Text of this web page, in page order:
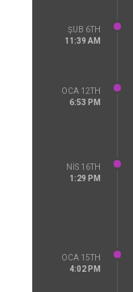
ŞUB 6TH
11:39 AM
OCA 12TH
6:53 PM
NIS 16TH
1:29 PM
OCA 15TH
4:02 PM